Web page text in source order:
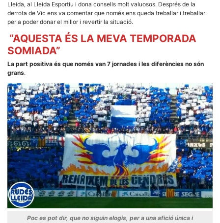
Lleida, al Lleida Esportiu i dona consells molt valuosos. Després de la
derrota de Vic ens va comentar que només ens queda treballar i treballar
per a poder donar el millor i revertir la situació.
“AQUESTA ÉS LA MEVA TEMPORADA
SOMIADA”
La part positiva és que només van 7 jornades i les diferències no són
grans.
Poc es pot dir, que no siguin elogis, per a una afició única i